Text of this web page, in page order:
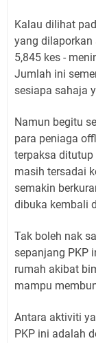
Kalau dilihat
yang dilaporkan
5,845 kes -
Jumlah ini
sesiapa sahaja
Namun begitu
para peniaga
terpaksa ditutup
masih tersadai
semakin
dibuka kembali
Tak boleh nak
sepanjang PKP
rumah akibat
mampu
Antara aktiviti
PKP ini adalah